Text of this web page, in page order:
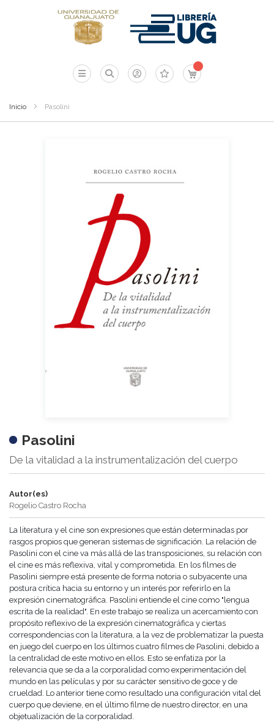
Mi carrito
Inicio Pasolini
Pasolini
De la vitalidad a la instrumentalización del cuerpo
Autor(es)
Rogelio Castro Rocha
La literatura y el cine son expresiones que están determinadas por
rasgos propios que generan sistemas de significación. La relación de
Pasolini con el cine va más allá de las transposiciones, su relación con
el cine es más reflexiva, vital y comprometida. En los filmes de
Pasolini siempre está presente de forma notoria o subyacente una
postura crítica hacia su entorno y un interés por referirlo en la
expresión cinematográfica. Pasolini entiende el cine como "lengua
escrita de la realidad". En este trabajo se realiza un acercamiento con
propósito reflexivo de la expresión cinematográfica y ciertas
correspondencias con la literatura, a la vez de problematizar la puesta
en juego del cuerpo en los últimos cuatro filmes de Pasolini, debido a
la centralidad de este motivo en ellos. Esto se enfatiza por la
relevancia que se da a la corporalidad como experimentación del
mundo en las películas y por su carácter sensitivo de goce y de
crueldad. Lo anterior tiene como resultado una configuración vital del
cuerpo que deviene, en el último filme de nuestro director, en una
objetualización de la corporalidad.